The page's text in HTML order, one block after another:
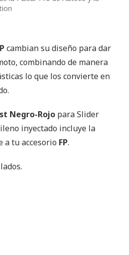
cambian su diseño para dar
combinando de manera
lo que los convierte en
Negro-Rojo para Slider
inyectado incluye la
tu accesorio FP.